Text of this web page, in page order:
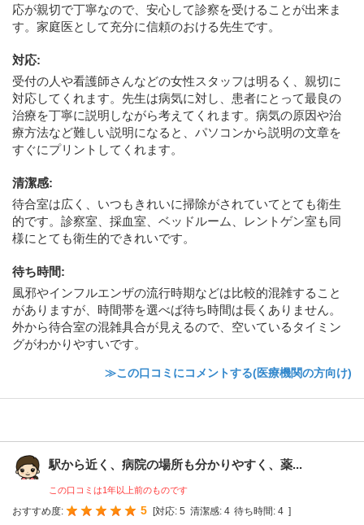
応が親切で丁寧なので、安心して診察を受けることが出来ま
す。家庭医として充分に信頼のおける先生です。
対応:
受付の人や看護師さんなどの女性スタッフは明るく、親切に
対応してくれます。先生は病気に対し、患者にとって最良の
治療を丁寧に説明しながら考えてくれます。病気の原因や治
療方法など難しい説明になると、パソコンから説明の文章を
すぐにプリントしてくれます。
清潔感:
待合室は広く、いつもきれいに掃除がされていてとても衛生
的です。診察室、採血室、ベッドルーム、レントゲン室も同
様にとても衛生的できれいです。
待ち時間:
風邪やインフルエンザの流行時期などは比較的混雑すること
がありますが、時間帯を選べば待ち時間は長くありません。
外から待合室の混雑具合が見えるので、空いているタイミン
グがわかりやすいです。
≫この口コミにコメントする(医療機関の方向け)
駅から近く、病院の場所も分かりやすく、薬...
この口コミは1年以上前のものです
おすすめ度: 5 対応: 5 清潔感: 4 待ち時間: 4